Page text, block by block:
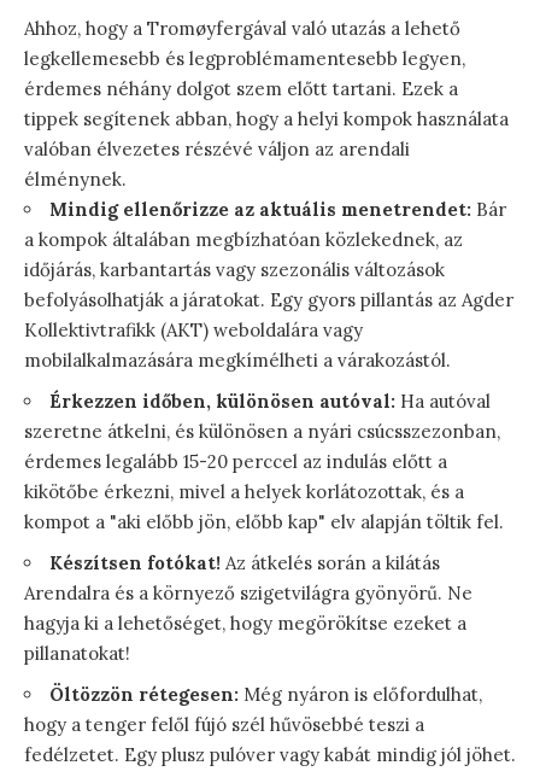
Ahhoz, hogy a Tromøyfergával való utazás a lehető
legkellemesebb és legproblémamentesebb legyen,
érdemes néhány dolgot szem előtt tartani. Ezek a
tippek segítenek abban, hogy a helyi kompok használata
valóban élvezetes részévé váljon az arendali
élménynek.
Mindig ellenőrizze az aktuális menetrendet: Bár
a kompok általában megbízhatóan közlekednek, az
időjárás, karbantartás vagy szezonális változások
befolyásolhatják a járatokat. Egy gyors pillantás az Agder
Kollektivtrafikk (AKT) weboldalára vagy
mobilalkalmazására megkímélheti a várakozástól.
Érkezzen időben, különösen autóval: Ha autóval
szeretne átkelni, és különösen a nyári csúcsszezonban,
érdemes legalább 15-20 perccel az indulás előtt a
kikötőbe érkezni, mivel a helyek korlátozottak, és a
kompot a "aki előbb jön, előbb kap" elv alapján töltik fel.
Készítsen fotókat! Az átkelés során a kilátás
Arendalra és a környező szigetvilágra gyönyörű. Ne
hagyja ki a lehetőséget, hogy megörökítse ezeket a
pillanatokat!
Öltözzön rétegesen: Még nyáron is előfordulhat,
hogy a tenger felől fújó szél hűvösebbé teszi a
fedélzetet. Egy plusz pulóver vagy kabát mindig jól jöhet.